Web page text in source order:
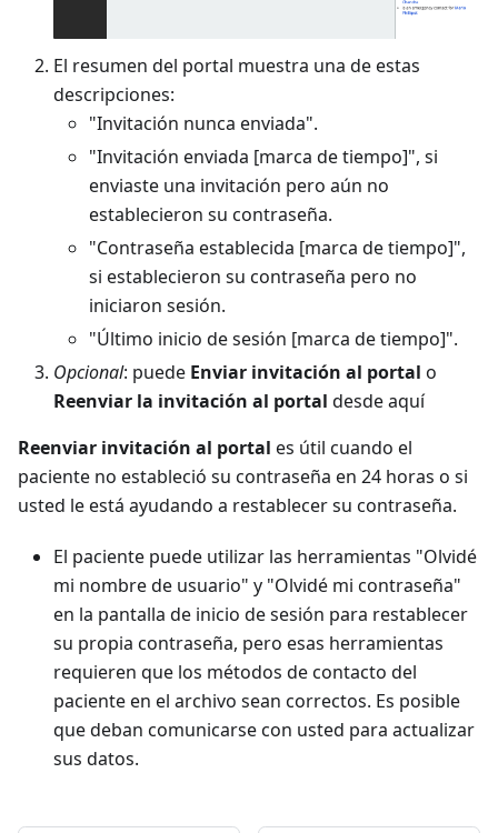
El resumen del portal muestra una de estas
descripciones:
"Invitación nunca enviada".
"Invitación enviada [marca de tiempo]", si
enviaste una invitación pero aún no
establecieron su contraseña.
"Contraseña establecida [marca de tiempo]",
si establecieron su contraseña pero no
iniciaron sesión.
"Último inicio de sesión [marca de tiempo]".
Opcional: puede Enviar invitación al portal o
Reenviar la invitación al portal desde aquí
Reenviar invitación al portal es útil cuando el
paciente no estableció su contraseña en 24 horas o si
usted le está ayudando a restablecer su contraseña.
El paciente puede utilizar las herramientas "Olvidé
mi nombre de usuario" y "Olvidé mi contraseña"
en la pantalla de inicio de sesión para restablecer
su propia contraseña, pero esas herramientas
requieren que los métodos de contacto del
paciente en el archivo sean correctos. Es posible
que deban comunicarse con usted para actualizar
sus datos.